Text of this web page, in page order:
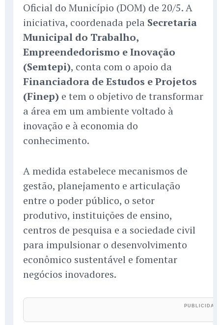
Oficial do Município (DOM) de 20/5. A
iniciativa, coordenada pela Secretaria
Municipal do Trabalho,
Empreendedorismo e Inovação
(Semtepi), conta com o apoio da
Financiadora de Estudos e Projetos
(Finep) e tem o objetivo de transformar
a área em um ambiente voltado à
inovação e à economia do
conhecimento.
A medida estabelece mecanismos de
gestão, planejamento e articulação
entre o poder público, o setor
produtivo, instituições de ensino,
centros de pesquisa e a sociedade civil
para impulsionar o desenvolvimento
econômico sustentável e fomentar
negócios inovadores.